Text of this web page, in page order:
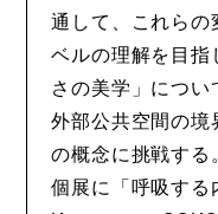
通して、これらの
ベルの理解を目
さの美学」につ
外部公共空間の境
の概念に挑戦する。
個展に「呼吸す